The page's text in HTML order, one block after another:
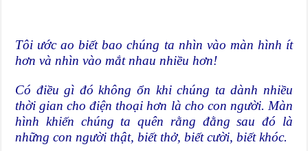
Tôi ước ao biết bao chúng ta nhìn vào màn hình ít
hơn và nhìn vào mắt nhau nhiều hơn!
Có điều gì đó không ổn khi chúng ta dành nhiều
thời gian cho điện thoại hơn là cho con người. Màn
hình khiến chúng ta quên rằng đằng sau đó là
những con người thật, biết thở, biết cười, biết khóc.